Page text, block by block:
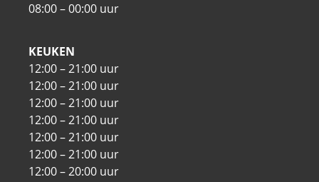
08:00 – 00:00 uur
KEUKEN
12:00 – 21:00 uur
12:00 – 21:00 uur
12:00 – 21:00 uur
12:00 – 21:00 uur
12:00 – 21:00 uur
12:00 – 21:00 uur
12:00 – 20:00 uur